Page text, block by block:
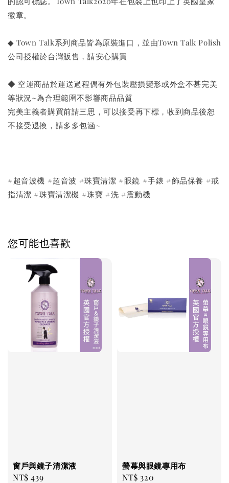
徽章。
◆ Town Talk系列商品皆為原裝進口，並由Town Talk Polish
公司授權於台灣販售，請安心購買
◆ 空運商品於運送過程偶有外包裝壓損變形或外盒不甚完美
等狀況~為合理範圍不影響商品品質
完美主義者購買前請三思，可以接受再下標，收到商品後恕
不接受退換，請多多包涵~
#超音波機 #超音波 #珠寶清潔 #眼鏡 #手錶 #飾品保養 #戒
指清潔 #珠寶清潔機 #珠寶 #洗 #震動機
您可能也喜歡
窗戶與鏡子清潔液
Regular
NT$ 439
螢幕與眼鏡專用布
Regular
NT$ 320